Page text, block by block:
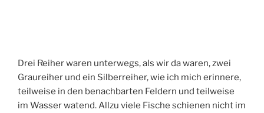
Drei Reiher waren unterwegs, als wir da waren, zwei
Graureiher und ein Silberreiher, wie ich mich erinnere,
teilweise in den benachbarten Feldern und teilweise
im Wasser watend. Allzu viele Fische schienen nicht im